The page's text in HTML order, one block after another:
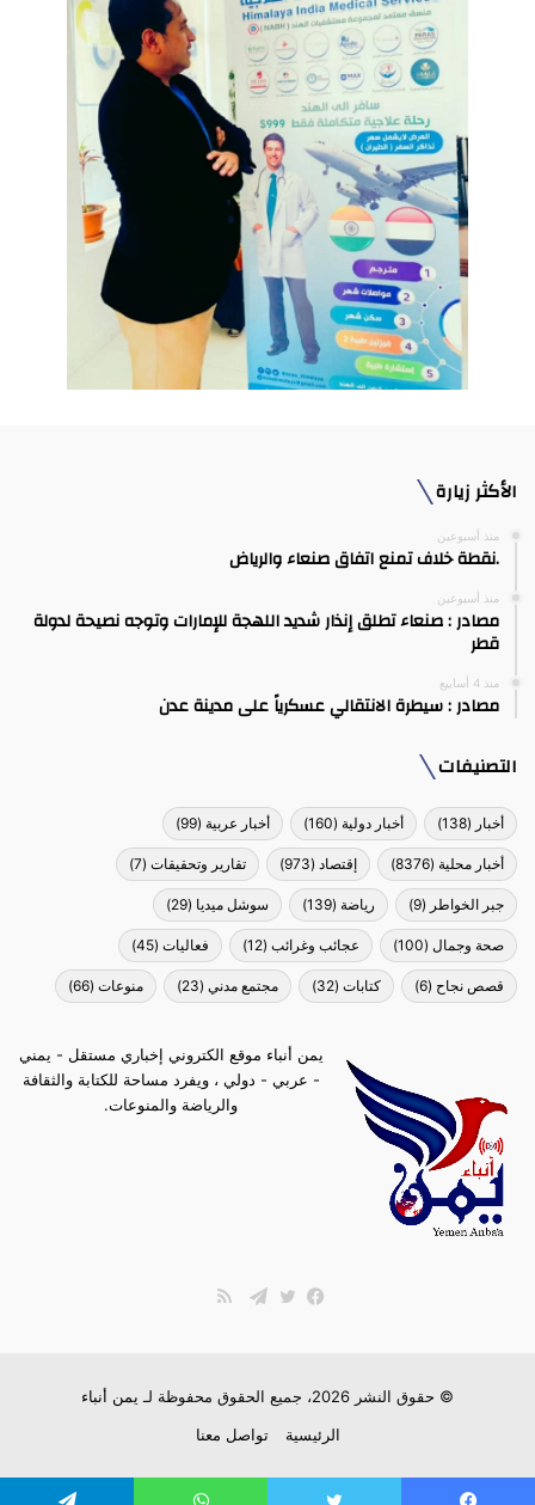
الأكثر زيارة
منذ أسبوعين
.نقطة خلاف تمنع اتفاق صنعاء والرياض
منذ أسبوعين
مصادر : صنعاء تطلق إنذار شديد اللهجة للإمارات وتوجه نصيحة لدولة
قطر
منذ 4 أسابيع
مصادر : سيطرة الانتقالي عسكرياً على مدينة عدن
التصنيفات
أخبار (138) أخبار دولية (160) أخبار عربية (99)
أخبار محلية (8376) إقتصاد (973) تقارير وتحقيقات (7)
جبر الخواطر (9) رياضة (139) سوشل ميديا (29)
صحة وجمال (100) عجائب وغرائب (12) فعاليات (45)
قصص نجاح (6) كتابات (32) مجتمع مدني (23) منوعات (66)
يمن أنباء موقع الكتروني إخباري مستقل - يمني
- عربي - دولي ، ويفرد مساحة للكتابة والثقافة
والرياضة والمنوعات.
© حقوق النشر 2026، جميع الحقوق محفوظة لـ
يمن أنباء
الرئيسية
تواصل معنا